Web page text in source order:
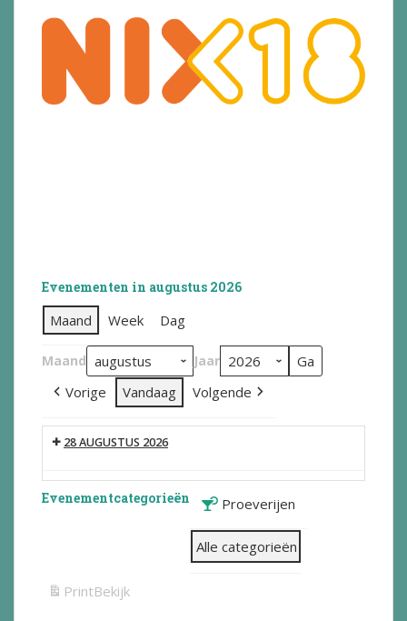
Evenementen in augustus 2026
Maand Week Dag
Maand Jaar
Vorige Vandaag Volgende
28 AUGUSTUS 2026
Evenementcategorieën Proeverijen
Alle categorieën
PrintBekijk